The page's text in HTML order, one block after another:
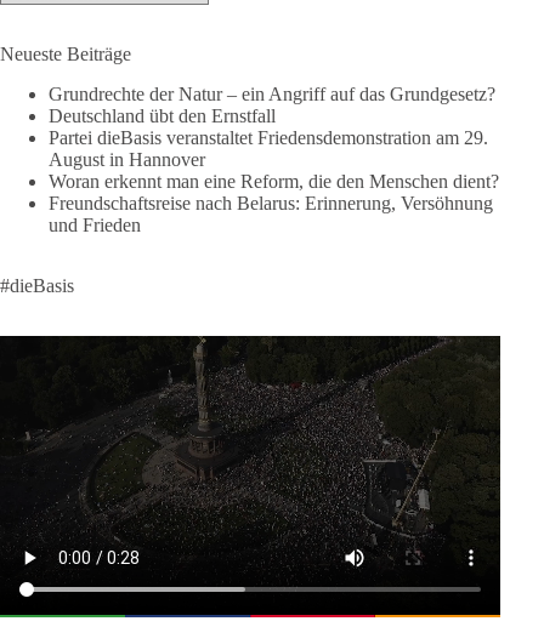
✅ Florian Pfaff, Mayor a.D. (Sprecher dieBasis AG Frieden)
✅ Michael Aggiliedis (AG Frieden der Partei dieBasis)
✅ Chris Barth (Klartext Rheinmain)
✅ Guy Dawson (Sänger)
✅ Nina Maleika (Sängerin, Moderatorin)
✅ Daniel Langhans, Menschenrechtsaktivist
✅ Bundesvorstandsmitglieder der Partei dieBasis, u.v.m.
und ein dieBasis-Fahnenmeer.
Alle Mitglieder und Friedensfreunde sind aufgerufen, nach
Hannover zu kommen.
#friedensdemo #hannover
23 44 Auf Facebook ansehen
DieBasis
Neueste Beiträge
Grundrechte der Natur – ein Angriff auf das Grundgesetz?
Deutschland übt den Ernstfall
Partei dieBasis veranstaltet Friedensdemonstration am 29.
August in Hannover
Woran erkennt man eine Reform, die den Menschen dient?
Freundschaftsreise nach Belarus: Erinnerung, Versöhnung
und Frieden
#dieBasis